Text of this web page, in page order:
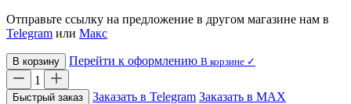
Отправьте ссылку на предложение в другом магазине нам в
Telegram или Макс
В корзину Перейти к оформлению В корзине ✓
1
Быстрый заказ Заказать в Telegram Заказать в MAX